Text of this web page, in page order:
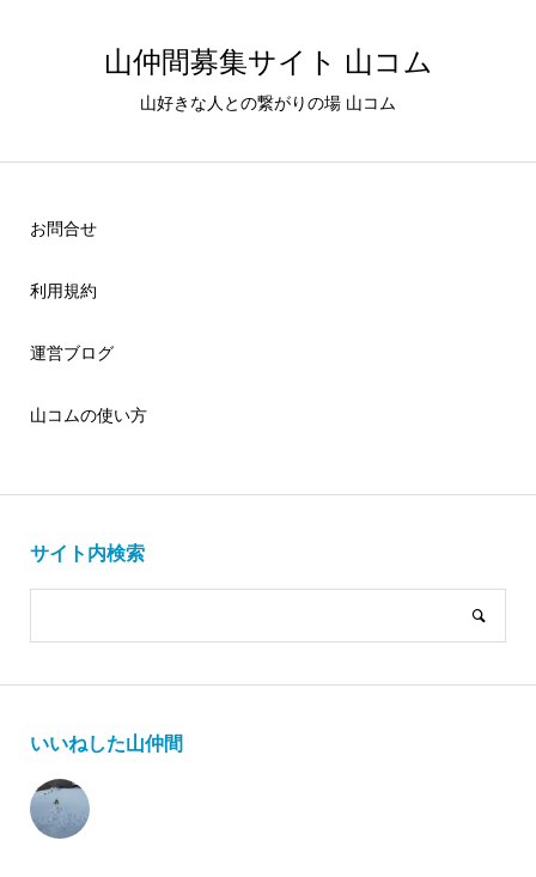
山仲間募集サイト 山コム
山好きな人との繋がりの場 山コム
お問合せ
利用規約
運営ブログ
山コムの使い方
サイト内検索
いいねした山仲間